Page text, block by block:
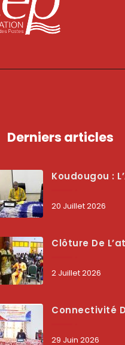
Derniers articles
Koudougou : L’ARCEP Renforce Le Dialogue Avec Les Associations De Consommateurs Pour Mieux Protéger
20 Juillet 2026
Clôture De L’atelier National : L’ARCEP Et Les Collectivités Territoriales Consolident Leur Partenariat Pour Booster La Qualité Des
2 Juillet 2026
Connectivité Des Territoires : L’ARCEP Et Les Collectivités Territoriales Scellent Un Pacte Stratégique À Bobo-Dioulasso Pour Booster La
29 Juin 2026